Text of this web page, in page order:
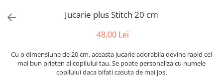
Jucarie plus Stitch 20 cm
48,00 Lei
Cu o dimensiune de 20 cm, aceasta jucarie adorabila devine rapid cel
mai bun prieten al copilului tau. Se poate personaliza cu numele
copilului daca bifati casuta de mai jos.